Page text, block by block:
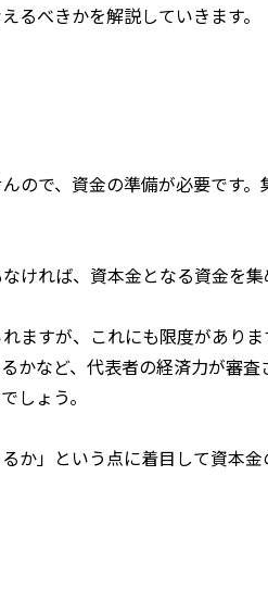
るべきかを解説していきます。
ので、資金の準備が必要です
ければ、資本金となる資金を集
ますが、これにも限度があり
かなど、代表者の経済力が審
しょう。
」という点に着目して資本金